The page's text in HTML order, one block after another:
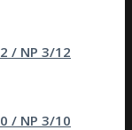
/ NP 3/12
/ NP 3/10